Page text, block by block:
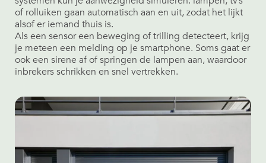
of rolluiken gaan automatisch aan en uit, zodat het lijkt
alsof er iemand thuis is.
Als een sensor een beweging of trilling detecteert, krijg
je meteen een melding op je smartphone. Soms gaat er
ook een sirene af of springen de lampen aan, waardoor
inbrekers schrikken en snel vertrekken.